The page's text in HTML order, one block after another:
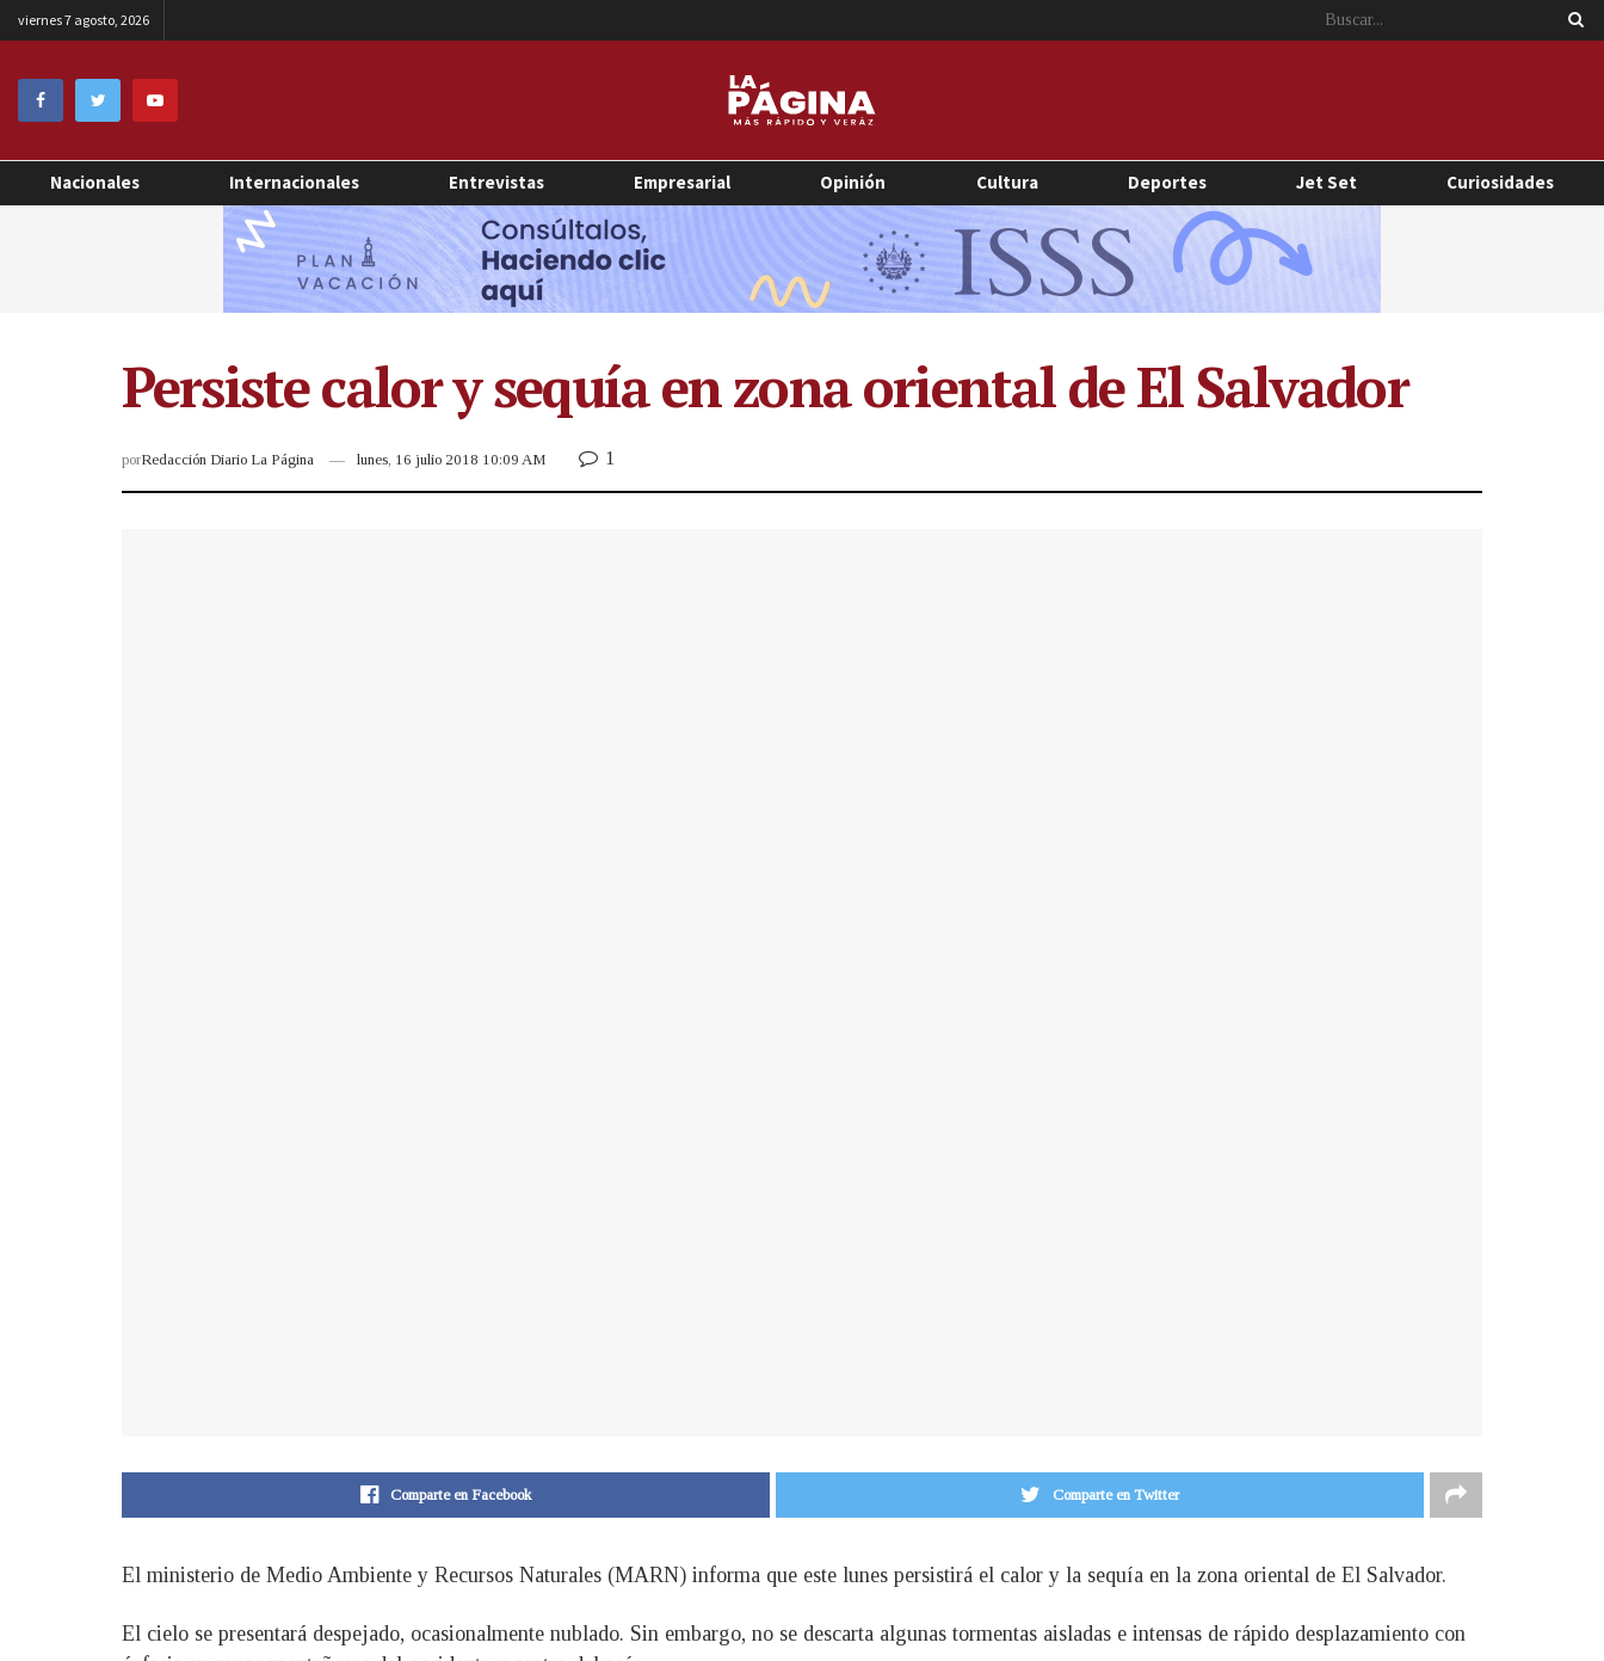
viernes 7 agosto, 2026
Nacionales Internacionales Entrevistas Empresarial Opinión Cultura Deportes Jet Set Curiosidades
Persiste calor y sequía en zona oriental de El Salvador
porRedacción Diario La Página lunes, 16 julio 2018 10:09 AM 1
Comparte en Facebook Comparte en Twitter
El ministerio de Medio Ambiente y Recursos Naturales (MARN) informa que este lunes persistirá el calor y la sequía en la zona oriental de El Salvador.
El cielo se presentará despejado, ocasionalmente nublado. Sin embargo, no se descarta algunas tormentas aisladas e intensas de rápido desplazamiento con